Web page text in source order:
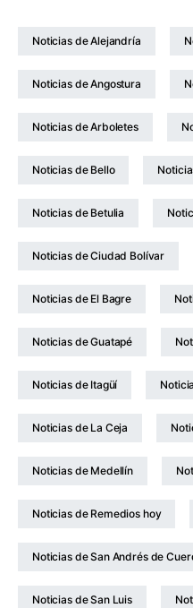
Noticias de Alejandría
Noticias de Angostura
Noticias de Arboletes
Noticias de Bello
Noticias de Betulia
Noticias de Ciudad Bolívar
Noticias de El Bagre
Noticias de Guatapé
Noticias de Itagüí
Noticias de La Ceja
Noticias de Medellín
Noticias de Remedios hoy
Noticias de San Andrés de
Noticias de San Luis